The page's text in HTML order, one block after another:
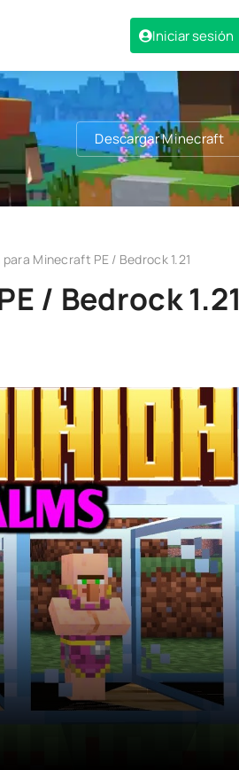
Iniciar sesión
Descargar Minecraft
Minecraft PE / Bedrock 1.21
/ Bedrock 1.21